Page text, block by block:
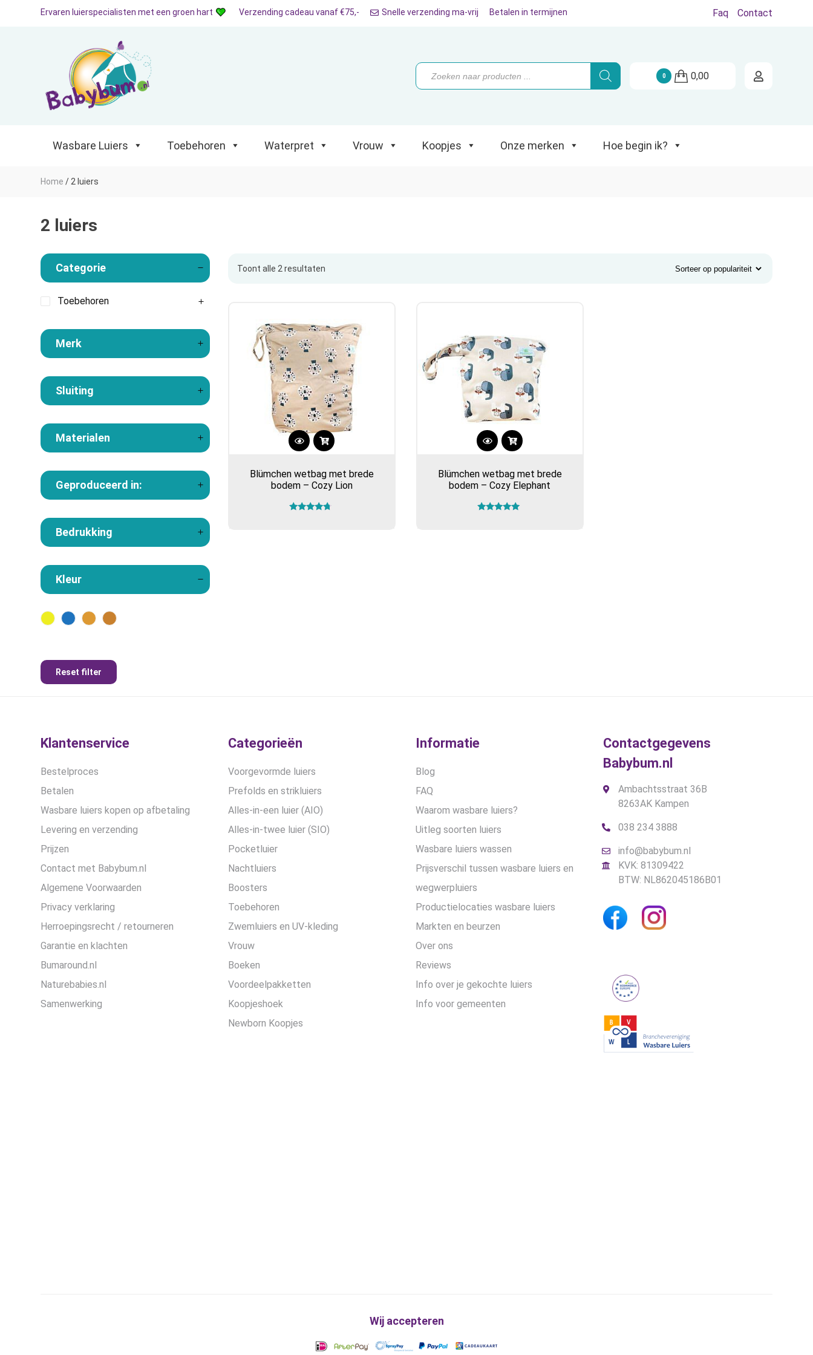
Wasbare Luiers Toebehoren Koopjes Onze merken Hoe begin ik?
Ervaren luierspecialisten met een groen hart Verzending cadeau vanaf €75,- Snelle verzending ma-vrij Betalen in termijnen Faq Contact
Producten
zoeken
0 0,00
Wasbare Luiers Toebehoren Waterpret Vrouw Koopjes Onze merken Hoe begin ik?
Home / 2 luiers
2 luiers
Categorie
Toebehoren
Merk
Sluiting
Materialen
Geproduceerd in:
Bedrukking
Kleur
Reset filter
Toont alle 2 resultaten
Blümchen wetbag met brede
bodem – Cozy Lion
Blümchen wetbag met brede
bodem – Cozy Elephant
Klantenservice
Bestelproces
Betalen
Wasbare luiers kopen op afbetaling
Levering en verzending
Prijzen
Contact met Babybum.nl
Algemene Voorwaarden
Privacy verklaring
Herroepingsrecht / retourneren
Garantie en klachten
Bumaround.nl
Naturebabies.nl
Samenwerking
Categorieën
Voorgevormde luiers
Prefolds en strikluiers
Alles-in-een luier (AIO)
Alles-in-twee luier (SIO)
Pocketluier
Nachtluiers
Boosters
Toebehoren
Zwemluiers en UV-kleding
Vrouw
Boeken
Voordeelpakketten
Koopjeshoek
Newborn Koopjes
Informatie
Blog
FAQ
Waarom wasbare luiers?
Uitleg soorten luiers
Wasbare luiers wassen
Prijsverschil tussen wasbare luiers en
wegwerpluiers
Productielocaties wasbare luiers
Markten en beurzen
Over ons
Reviews
Info over je gekochte luiers
Info voor gemeenten
Contactgegevens
Babybum.nl
Ambachtsstraat 36B
8263AK Kampen
038 234 3888
info@babybum.nl
KVK: 81309422
BTW: NL862045186B01
Wij accepteren